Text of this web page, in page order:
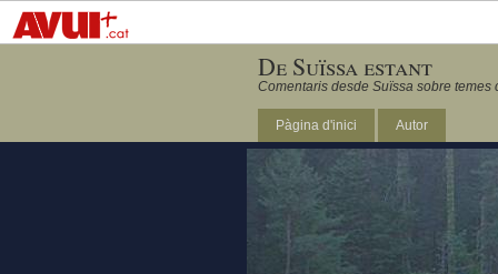
De Suïssa estant
Comentaris desde Suïssa sobre temes
Pàgina d'inici Autor